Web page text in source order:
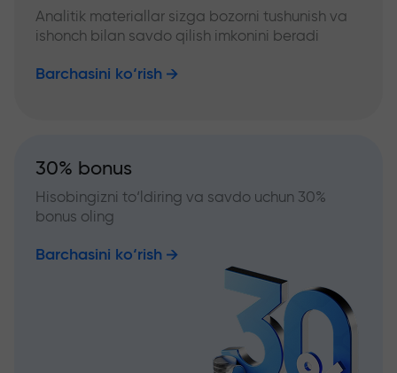
Analitik materiallar sizga bozorni tushunish va
ishonch bilan savdo qilish imkonini beradi
Barchasini ko‘rish
30% bonus
Hisobingizni to‘ldiring va savdo uchun 30%
bonus oling
Barchasini ko‘rish